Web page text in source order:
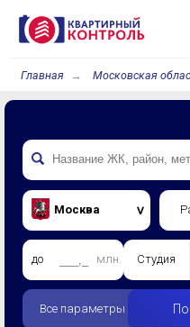
Главная Московская
Москва
до млн. Студия
Все параметры